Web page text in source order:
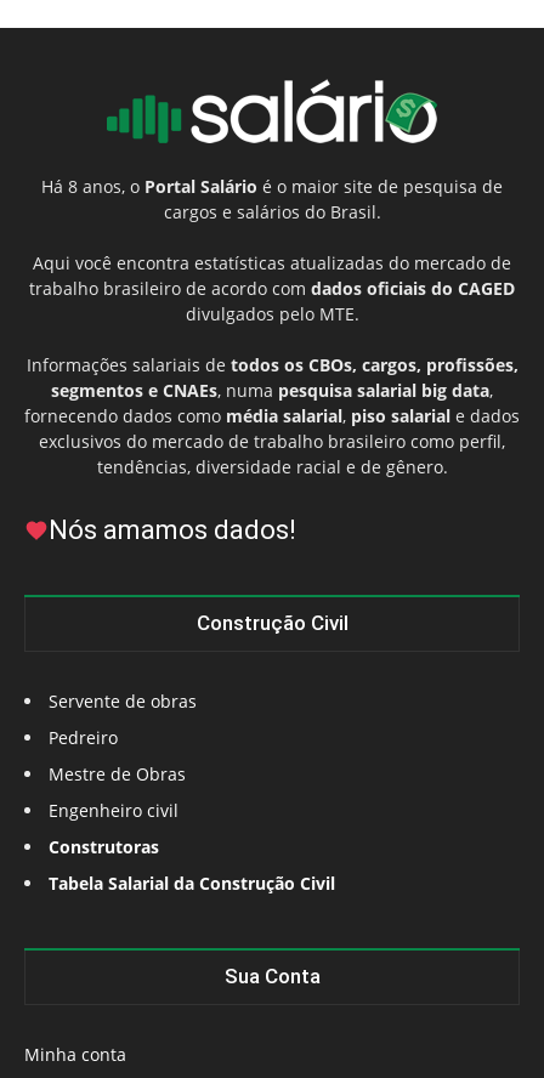
Há 8 anos, o Portal Salário é o maior site de pesquisa de
cargos e salários do Brasil.
Aqui você encontra estatísticas atualizadas do mercado de
trabalho brasileiro de acordo com dados oficiais do CAGED
divulgados pelo MTE.
Informações salariais de todos os CBOs, cargos, profissões,
segmentos e CNAEs, numa pesquisa salarial big data,
fornecendo dados como média salarial, piso salarial e dados
exclusivos do mercado de trabalho brasileiro como perfil,
tendências, diversidade racial e de gênero.
Nós amamos dados!
Construção Civil
Servente de obras
Pedreiro
Mestre de Obras
Engenheiro civil
Construtoras
Tabela Salarial da Construção Civil
Sua Conta
Minha conta